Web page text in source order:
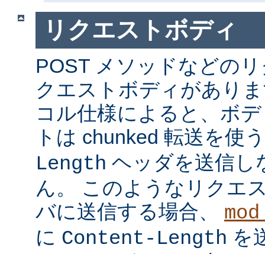
リクエストボディ
POST メソッドなどの
クエストボディがあり
コル仕様によると、ボ
トは chunked 転送を使
Length ヘッダを送信し
ん。 このようなリクエ
バに送信する場合、
に Content-Length を